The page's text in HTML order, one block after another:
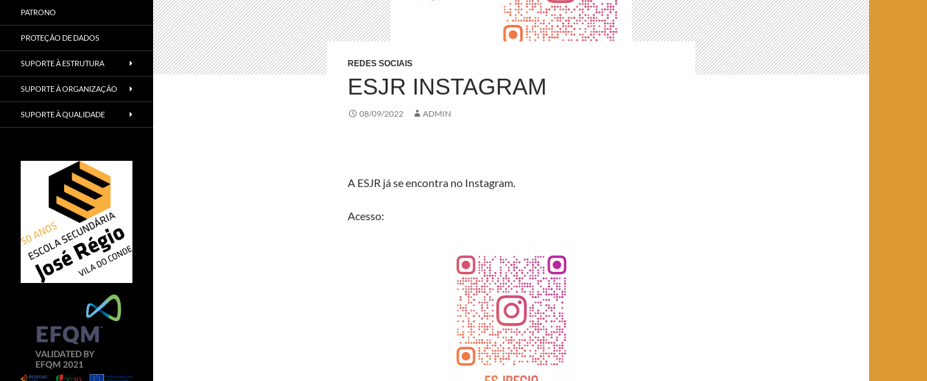
REDES SOCIAIS
ESJR INSTAGRAM
08/09/2022 ADMIN
A ESJR já se encontra no Instagram.
Acesso:
PATRONO
PROTEÇÃO DE DADOS
SUPORTE À ESTRUTURA
SUPORTE À ORGANIZAÇÃO
SUPORTE À QUALIDADE